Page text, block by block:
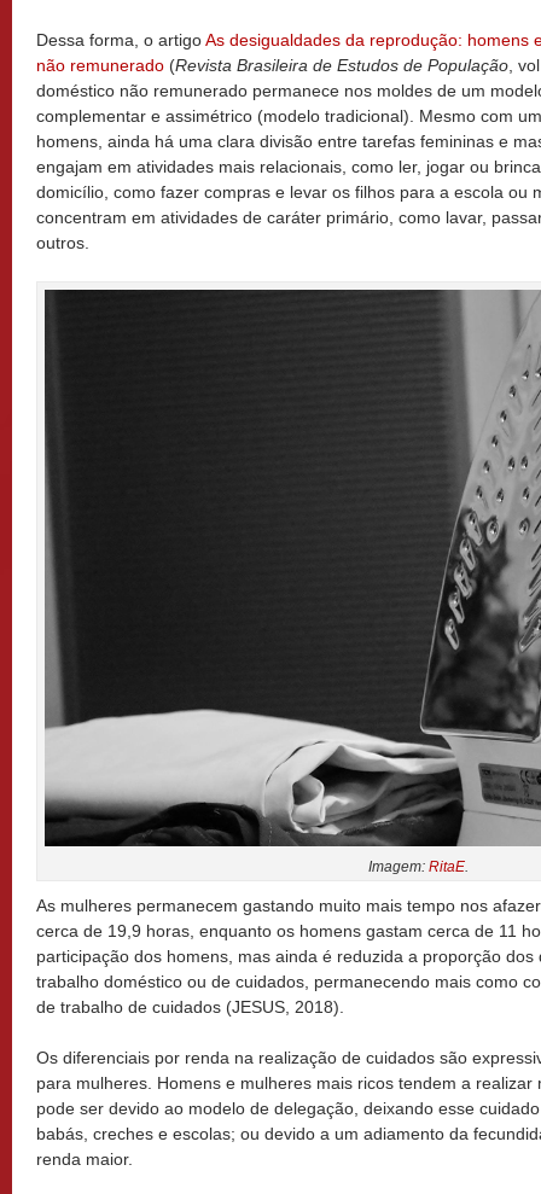
Dessa forma, o artigoAs desigualdades da reprodução: homens
não remunerado (Revista Brasileira de Estudos de População ,
doméstico não remunerado permanece nos moldes de um
complementar e assimétrico (modelo tradicional). Mesmo com
homens, ainda há uma clara divisão entre tarefas femininas e
engajam em atividades mais relacionais, como ler, jogar ou
domicílio, como fazer compras e levar os filhos para a escola ou
concentram em atividades de caráter primário, como lavar,
outros.
Imagem: RitaE.
As mulheres permanecem gastando muito mais tempo nos
cerca de 19,9 horas, enquanto os homens gastam cerca de 11
participação dos homens, mas ainda é reduzida a proporção
trabalho doméstico ou de cuidados, permanecendo mais como
de trabalho de cuidados (JESUS, 2018).
Os diferenciais por renda na realização de cuidados são
para mulheres. Homens e mulheres mais ricos tendem a
pode ser devido ao modelo de delegação, deixando esse
babás, creches e escolas; ou devido a um adiamento da
renda maior.